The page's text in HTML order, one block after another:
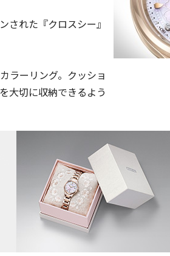
された『クロスシー』
ラーリング。クッショ
大切に収納できるよう